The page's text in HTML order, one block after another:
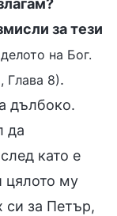
за тези
на Бог.
Глава 8).
дълбоко.
да
като е
цялото му
си за Петър,